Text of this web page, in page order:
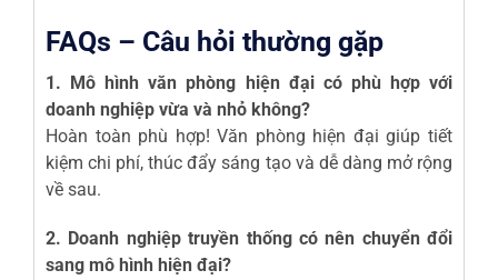
FAQs – Câu hỏi thường gặp
1. Mô hình văn phòng hiện đại có phù hợp với
doanh nghiệp vừa và nhỏ không?
Hoàn toàn phù hợp! Văn phòng hiện đại giúp tiết
kiệm chi phí, thúc đẩy sáng tạo và dễ dàng mở rộng
về sau.
2. Doanh nghiệp truyền thống có nên chuyển đổi
sang mô hình hiện đại?